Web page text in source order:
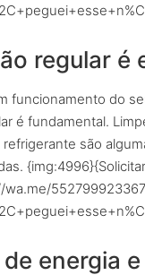
regular é
funcionamento do
é fundamental.
são
{img:4996}{Solicitar
energia